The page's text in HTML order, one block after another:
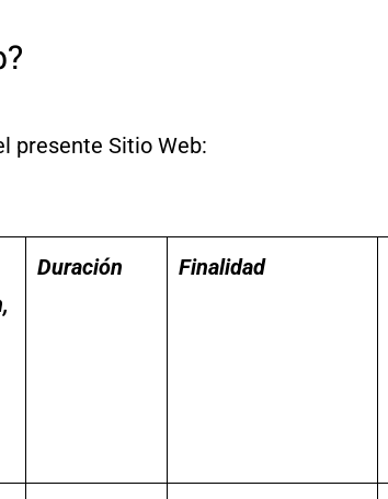
presente Sitio Web:
Duración Finalidad